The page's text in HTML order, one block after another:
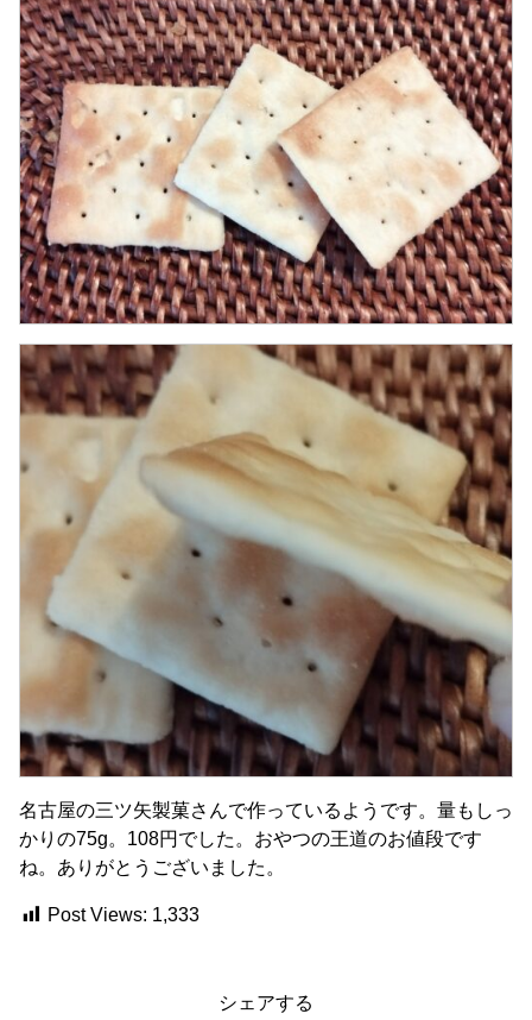
名古屋の三ツ矢製菓さんで作っているようです。量もしっ
かりの75g。108円でした。おやつの王道のお値段です
ね。ありがとうございました。
Post Views: 1,333
シェアする